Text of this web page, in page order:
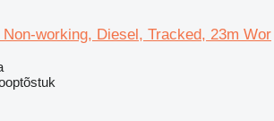
working, Diesel, Tracked, 23m Wor